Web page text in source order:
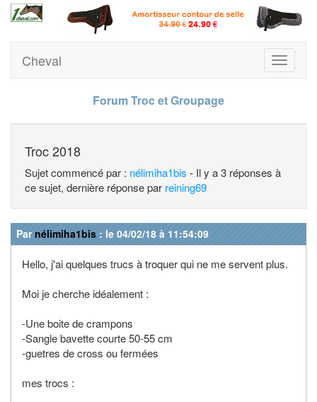
Toggle
Cheval
Forum Troc et Groupage
Troc 2018
Sujet commencé par : nélimiha1bis - Il y a 3 réponses à
ce sujet, dernière réponse par reining69
Parnélimiha1bis : le 04/02/18 à 11:54:09
Hello, j'ai quelques trucs à troquer qui ne me servent plus.
Moi je cherche idéalement :
-Une boite de crampons
-Sangle bavette courte 50-55 cm
-guetres de cross ou fermées
mes trocs :